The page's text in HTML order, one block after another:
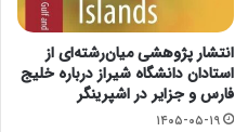
انتشار پژوهشی میان‌رشته‌ای از
استادان دانشگاه شیراز درباره خلیج
فارس و جزایر در اشپرینگر
۱۴۰۵-۰۵-۱۹